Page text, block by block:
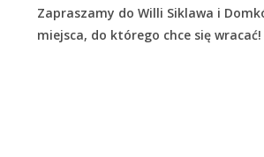
Zapraszamy do Willi Siklawa i
miejsca, do którego chce się wracać!